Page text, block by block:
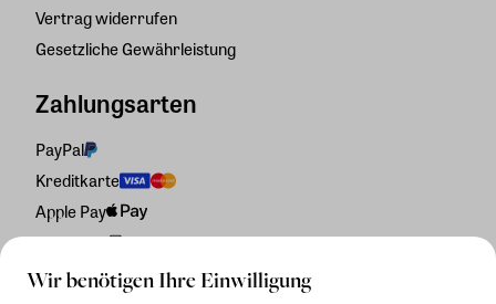
Wir benötigen Ihre Einwilligung
Vertrag widerrufen
Gesetzliche Gewährleistung
Zahlungsarten
PayPal
Kreditkarte
Apple Pay
Rechnung